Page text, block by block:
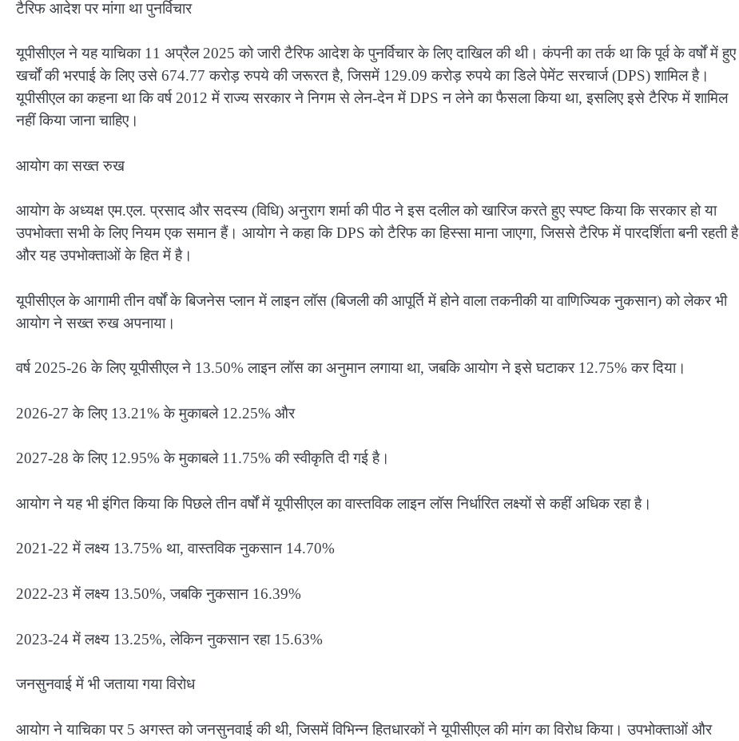
टैरिफ आदेश पर मांगा था पुनर्विचार
यूपीसीएल ने यह याचिका 11 अप्रैल 2025 को जारी टैरिफ आदेश के पुनर्विचार के लिए दाखिल की थी। कंपनी का तर्क था कि पूर्व के वर्षों में हुए
खर्चों की भरपाई के लिए उसे 674.77 करोड़ रुपये की जरूरत है, जिसमें 129.09 करोड़ रुपये का डिले पेमेंट सरचार्ज (DPS) शामिल है।
यूपीसीएल का कहना था कि वर्ष 2012 में राज्य सरकार ने निगम से लेन-देन में DPS न लेने का फैसला किया था, इसलिए इसे टैरिफ में शामिल
नहीं किया जाना चाहिए।
आयोग का सख्त रुख
आयोग के अध्यक्ष एम.एल. प्रसाद और सदस्य (विधि) अनुराग शर्मा की पीठ ने इस दलील को खारिज करते हुए स्पष्ट किया कि सरकार हो या
उपभोक्ता सभी के लिए नियम एक समान हैं। आयोग ने कहा कि DPS को टैरिफ का हिस्सा माना जाएगा, जिससे टैरिफ में पारदर्शिता बनी रहती है
और यह उपभोक्ताओं के हित में है।
यूपीसीएल के आगामी तीन वर्षों के बिजनेस प्लान में लाइन लॉस (बिजली की आपूर्ति में होने वाला तकनीकी या वाणिज्यिक नुकसान) को लेकर भी
आयोग ने सख्त रुख अपनाया।
वर्ष 2025-26 के लिए यूपीसीएल ने 13.50% लाइन लॉस का अनुमान लगाया था, जबकि आयोग ने इसे घटाकर 12.75% कर दिया।
2026-27 के लिए 13.21% के मुकाबले 12.25% और
2027-28 के लिए 12.95% के मुकाबले 11.75% की स्वीकृति दी गई है।
आयोग ने यह भी इंगित किया कि पिछले तीन वर्षों में यूपीसीएल का वास्तविक लाइन लॉस निर्धारित लक्ष्यों से कहीं अधिक रहा है।
2021-22 में लक्ष्य 13.75% था, वास्तविक नुकसान 14.70%
2022-23 में लक्ष्य 13.50%, जबकि नुकसान 16.39%
2023-24 में लक्ष्य 13.25%, लेकिन नुकसान रहा 15.63%
जनसुनवाई में भी जताया गया विरोध
आयोग ने याचिका पर 5 अगस्त को जनसुनवाई की थी, जिसमें विभिन्न हितधारकों ने यूपीसीएल की मांग का विरोध किया। उपभोक्ताओं और